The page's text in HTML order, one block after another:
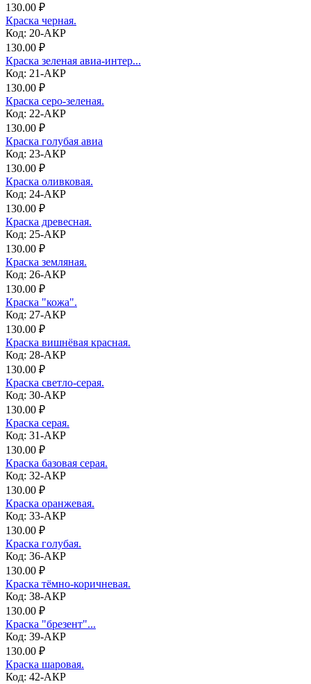
130.00 ₽
Краска черная.
Код: 20-АКР
130.00 ₽
Краска зеленая авиа-интер...
Код: 21-АКР
130.00 ₽
Краска серо-зеленая.
Код: 22-АКР
130.00 ₽
Краска голубая авиа
Код: 23-АКР
130.00 ₽
Краска оливковая.
Код: 24-АКР
130.00 ₽
Краска древесная.
Код: 25-АКР
130.00 ₽
Краска земляная.
Код: 26-АКР
130.00 ₽
Краска "кожа".
Код: 27-АКР
130.00 ₽
Краска вишнёвая красная.
Код: 28-АКР
130.00 ₽
Краска светло-серая.
Код: 30-АКР
130.00 ₽
Краска серая.
Код: 31-АКР
130.00 ₽
Краска базовая серая.
Код: 32-АКР
130.00 ₽
Краска оранжевая.
Код: 33-АКР
130.00 ₽
Краска голубая.
Код: 36-АКР
130.00 ₽
Краска тёмно-коричневая.
Код: 38-АКР
130.00 ₽
Краска "брезент"...
Код: 39-АКР
130.00 ₽
Краска шаровая.
Код: 42-АКР